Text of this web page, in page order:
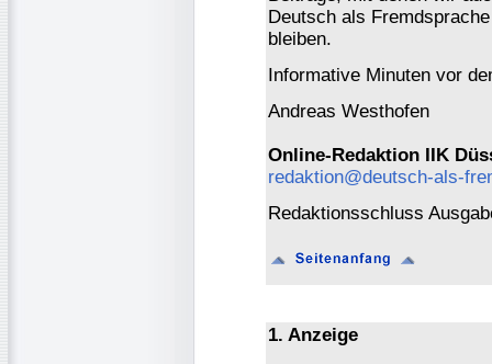
Deutsch als
bleiben.
Informative Minuten vor
Andreas Westhofen
Online-Redaktion IIK
redaktion@deutsch-als-
Redaktionsschluss
1. Anzeige